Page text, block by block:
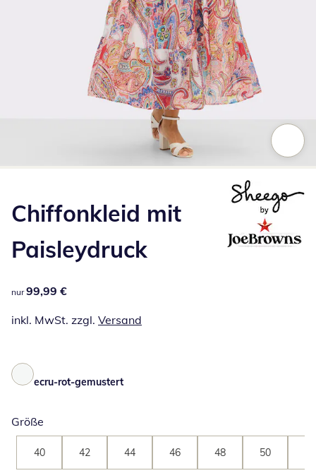
Chiffonkleid mit
Paisleydruck
99,99 €
nur 99,99 €
inkl. MwSt. zzgl. Versand
ecru-rot-gemustert
Größe
40 42 44 46 48 50